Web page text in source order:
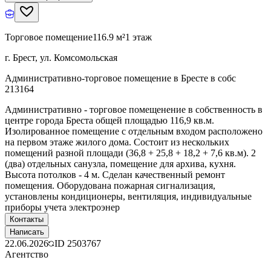
Торговое помещение116.9 м²1 этаж
г. Брест, ул. Комсомольская
Административно-торговое помещение в Бресте в собс
213164
Административно - торговое помещенение в собственность в
центре города Бреста общей площадью 116,9 кв.м.
Изолированное помещение с отдельным входом расположено
на первом этаже жилого дома. Состоит из нескольких
помещений разной площади (36,8 + 25,8 + 18,2 + 7,6 кв.м). 2
(два) отдельных санузла, помещение для архива, кухня.
Высота потолков - 4 м. Сделан качественный ремонт
помещения. Оборудована пожарная сигнализация,
установлены кондиционеры, вентиляция, индивидуальные
приборы учета электроэнер
Контакты
Написать
22.06.2026 ID 2503767
Агентство